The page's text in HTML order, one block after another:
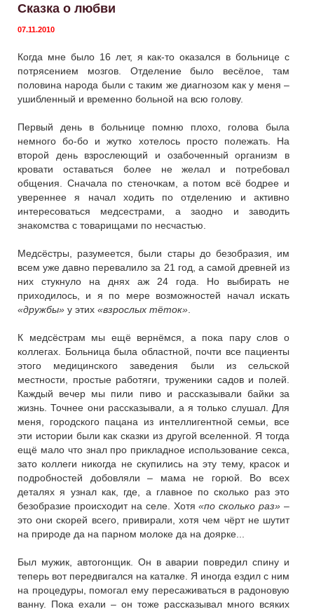
Сказка о любви
07.11.2010
Когда мне было 16 лет, я как-то оказался в больнице с
потрясением мозгов. Отделение было весёлое, там
половина народа были с таким же диагнозом как у меня –
ушибленный и временно больной на всю голову.
Первый день в больнице помню плохо, голова была
немного бо-бо и жутко хотелось просто полежать. На
второй день взрослеющий и озабоченный организм в
кровати оставаться более не желал и потребовал
общения. Сначала по стеночкам, а потом всё бодрее и
увереннее я начал ходить по отделению и активно
интересоваться медсестрами, а заодно и заводить
знакомства с товарищами по несчастью.
Медсёстры, разумеется, были стары до безобразия, им
всем уже давно перевалило за 21 год, а самой древней из
них стукнуло на днях аж 24 года. Но выбирать не
приходилось, и я по мере возможностей начал искать
«дружбы» у этих «взрослых тёток»
К медсёстрам мы ещё вернёмся, а пока пару слов о
коллегах. Больница была областной, почти все пациенты
этого медицинского заведения были из сельской
местности, простые работяги, труженики садов и полей.
Каждый вечер мы пили пиво и рассказывали байки за
жизнь. Точнее они рассказывали, а я только слушал. Для
меня, городского пацана из интеллигентной семьи, все
эти истории были как сказки из другой вселенной. Я тогда
ещё мало что знал про прикладное использование секса,
зато коллеги никогда не скупились на эту тему, красок и
подробностей добовляли – мама не горюй. Во всех
деталях я узнал как, где, а главное по сколько раз это
безобразие происходит на селе. Хотя«по сколько раз» –
это они скорей всего, привирали, хотя чем чёрт не шутит
на природе да на парном молоке да на доярке...
Был мужик, автогонщик. Он в аварии повредил спину и
теперь вот передвигался на каталке. Я иногда ездил с ним
на процедуры, помогал ему пересаживаться в радоновую
ванну. Пока ехали – он тоже рассказывал много всяких